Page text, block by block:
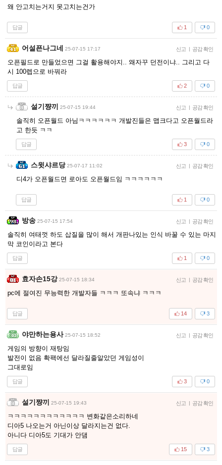
왜 안고치는거지 못고치는건가
답글 0
1
어설픈나그네 25-07-15 17:17 신고 | 공감 확인
오픈필드로 만들었으면 그걸 활용해야지.. 왜자꾸 던전이냐.. 그리고 다
시 100렙으로 바꿔라
답글 0
2
설기쨩끼 25-07-15 19:44 신고 | 공감 확인
솔직히 오픈월드 아님ㅋㅋㅋㅋㅋㅋ 개발진들은 맵크다고 오픈월드라
고 한듯 ㅋㅋ
답글 0
3
스윗샤르당 25-07-17 11:02 신고 | 공감 확인
디4가 오픈월드면 로아도 오픈월드임 ㅋㅋㅋㅋㅋㅋ
답글 0
1
방송 25-07-15 17:54 신고 | 공감 확인
솔직히 여태껏 하도 삽질을 많이 해서 개판나있는 인식 바꿀 수 있는 마지
막 코인이라고 본다
답글 0
1
효자손15강 25-07-15 18:34 신고 | 공감 확인
pc에 절여진 무능력한 개발자들 ㅋㅋㅋ 또속냐 ㅋㅋㅋ
답글 3
14
야만하는용사 25-07-15 18:52 신고 | 공감 확인
게임의 방향이 재탕임
발전이 없음 확팩에선 달라질줄알았던 게임성이
그대로임
답글 0
3
설기쨩끼 25-07-15 19:43 신고 | 공감 확인
ㅋㅋㅋㅋㅋㅋㅋㅋㅋㅋㅋㅋ 변화같은소리하네
디아5 나오는거 아닌이상 달라지는건 없다.
아니다 디아5도 기대가 안댐
답글 3
15